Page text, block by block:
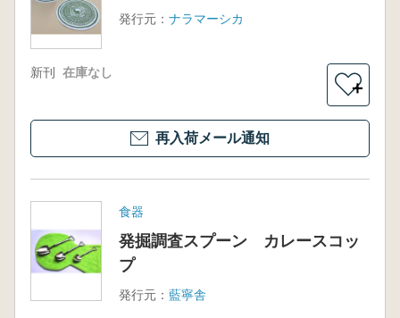
発行元： ナラマーシカ
新刊 在庫なし
＋
再入荷メール通知
食器
発掘調査スプーン カレースコッ
プ
発行元： 藍寧舎